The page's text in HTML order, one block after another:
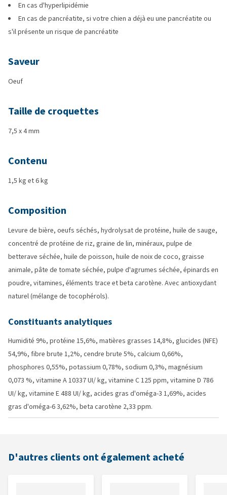
En cas d'hyperlipidémie
En cas de pancréatite, si votre chien a déjà eu une pancréatite ou
s'il présente un risque de pancréatite
Saveur
Oeuf
Taille de croquettes
7,5 x 4 mm
Contenu
1,5 kg et 6 kg
Composition
Levure de bière, oeufs séchés, hydrolysat de protéine, huile de sauge,
concentré de protéine de riz, graine de lin, minéraux, pulpe de
betterave séchée, huile de poisson, huile de noix de coco, graisse
animale, pâte de tomate séchée, pulpe d'agrumes séchée, épinards en
poudre, vitamines, éléments trace et beta carotène. Avec antioxydant
naturel (mélange de tocophérols).
Constituants analytiques
Humidité 9%, protéine 15,6%, matières grasses 14,8%, glucides (NFE)
54,9%, fibre brute 1,2%, cendre brute 5%, calcium 0,66%,
phosphores 0,55%, potassium 0,78%, sodium 0,3%, magnésium
0,073 %, vitamine A 10337 UI/ kg, vitamine C 125 ppm, vitamine D 786
UI/ kg, vitamine E 488 UI/ kg, acides gras d'oméga-3 1,69%, acides
gras d'oméga-6 3,62%, beta carotène 2,33 ppm.
D'autres clients ont également acheté